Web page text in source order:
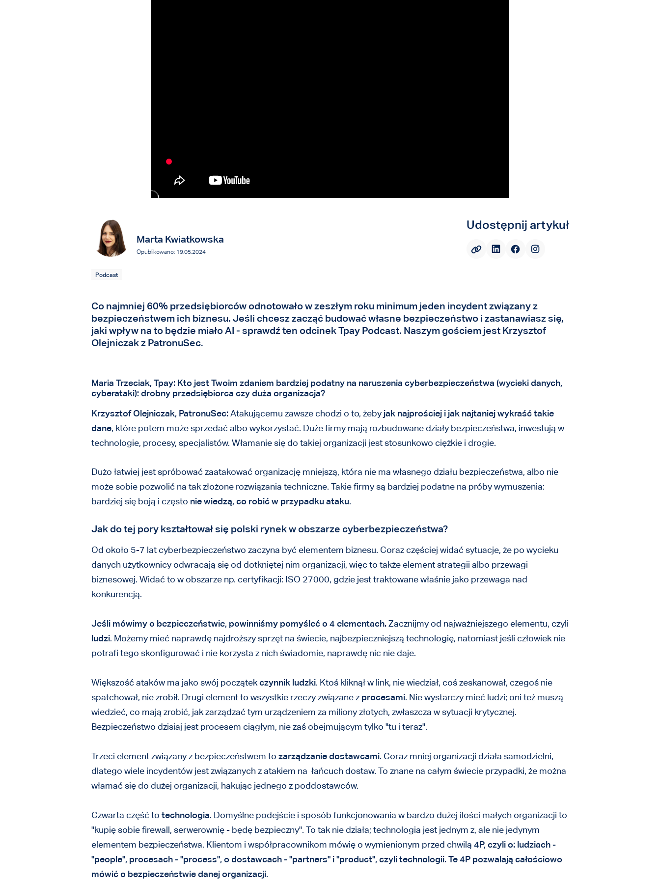
Marta Kwiatkowska
Opublikowano: 19.05.2024
Podcast
Udostępnij artykuł
Co najmniej 60% przedsiębiorców odnotowało w zeszłym roku minimum jeden incydent związany z
bezpieczeństwem ich biznesu. Jeśli chcesz zacząć budować własne bezpieczeństwo i zastanawiasz się,
jaki wpływ na to będzie miało AI - sprawdź ten odcinek Tpay Podcast. Naszym gościem jest Krzysztof
Olejniczak z PatronuSec.
Maria Trzeciak, Tpay: Kto jest Twoim zdaniem bardziej podatny na naruszenia cyberbezpieczeństwa (wycieki danych,
cyberataki): drobny przedsiębiorca czy duża organizacja?
Krzysztof Olejniczak, PatronuSec:Atakującemu zawsze chodzi o to, żebyjak najprościej i jak najtaniej wykraść takie
dane, które potem może sprzedać albo wykorzystać. Duże firmy mają rozbudowane działy bezpieczeństwa, inwestują w
technologie, procesy, specjalistów. Włamanie się do takiej organizacji jest stosunkowo ciężkie i drogie.
Dużo łatwiej jest spróbować zaatakować organizację mniejszą, która nie ma własnego działu bezpieczeństwa, albo nie
może sobie pozwolić na tak złożone rozwiązania techniczne. Takie firmy są bardziej podatne na próby wymuszenia:
bardziej się boją i często nie wiedzą, co robić w przypadku ataku.
Jak do tej pory kształtował się polski rynek w obszarze cyberbezpieczeństwa?
Od około 5-7 lat cyberbezpieczeństwo zaczyna być elementem biznesu. Coraz częściej widać sytuacje, że po wycieku
danych użytkownicy odwracają się od dotkniętej nim organizacji, więc to także element strategii albo przewagi
biznesowej. Widać to w obszarze np. certyfikacji: ISO 27000, gdzie jest traktowane właśnie jako przewaga nad
konkurencją.
Jeśli mówimy o bezpieczeństwie, powinniśmy pomyśleć o 4 elementach.Zacznijmy od najważniejszego elementu, czyli
ludzi. Możemy mieć naprawdę najdroższy sprzęt na świecie, najbezpieczniejszą technologię, natomiast jeśli człowiek nie
potrafi tego skonfigurować i nie korzysta z nich świadomie, naprawdę nic nie daje.
Większość ataków ma jako swój początekczynnik ludzki. Ktoś kliknął w link, nie wiedział, coś zeskanował, czegoś nie
spatchował, nie zrobił. Drugi element to wszystkie rzeczy związane z procesami. Nie wystarczy mieć ludzi; oni też muszą
wiedzieć, co mają zrobić, jak zarządzać tym urządzeniem za miliony złotych, zwłaszcza w sytuacji krytycznej.
Bezpieczeństwo dzisiaj jest procesem ciągłym, nie zaś obejmującym tylko "tu i teraz".
Trzeci element związany z bezpieczeństwem to zarządzanie dostawcami. Coraz mniej organizacji działa samodzielni,
dlatego wiele incydentów jest związanych z atakiem na łańcuch dostaw. To znane na całym świecie przypadki, że można
włamać się do dużej organizacji, hakując jednego z poddostawców.
Czwarta część to technologia. Domyślne podejście i sposób funkcjonowania w bardzo dużej ilości małych organizacji to
"kupię sobie firewall, serwerownię - będę bezpieczny". To tak nie działa; technologia jest jednym z, ale nie jedynym
elementem bezpieczeństwa. Klientom i współpracownikom mówię o wymienionym przed chwilą 4P, czyli o: ludziach -
"people", procesach - "process", o dostawcach - "partners" i "product", czyli technologii. Te 4P pozwalają całościowo
mówić o bezpieczeństwie danej organizacji.